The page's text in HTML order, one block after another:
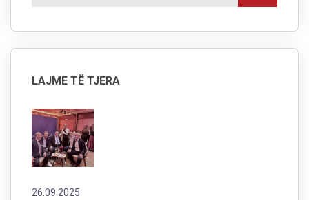
LAJME TË TJERA
26.09.2025